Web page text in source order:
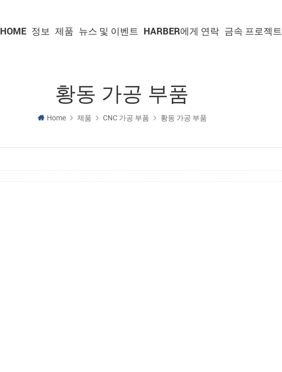
HOME 정보 제품 뉴스 및 이벤트 HARBER에게 연락 금속 프로젝트
황동 가공 부품
Home 제품 CNC 가공 부품 황동 가공 부품